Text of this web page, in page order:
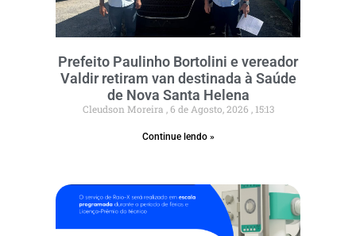
Prefeito Paulinho Bortolini e vereador
Valdir retiram van destinada à Saúde
de Nova Santa Helena
Cleudson Moreira 6 de Agosto, 2026 15:13
Continue lendo »